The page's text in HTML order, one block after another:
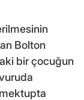
Bolton
bir çocuğun